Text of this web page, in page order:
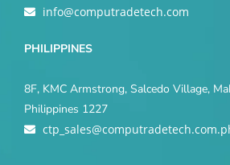
info@computradetech.com
PHILIPPINES
8F, KMC Armstrong, Salcedo Village,
Philippines 1227